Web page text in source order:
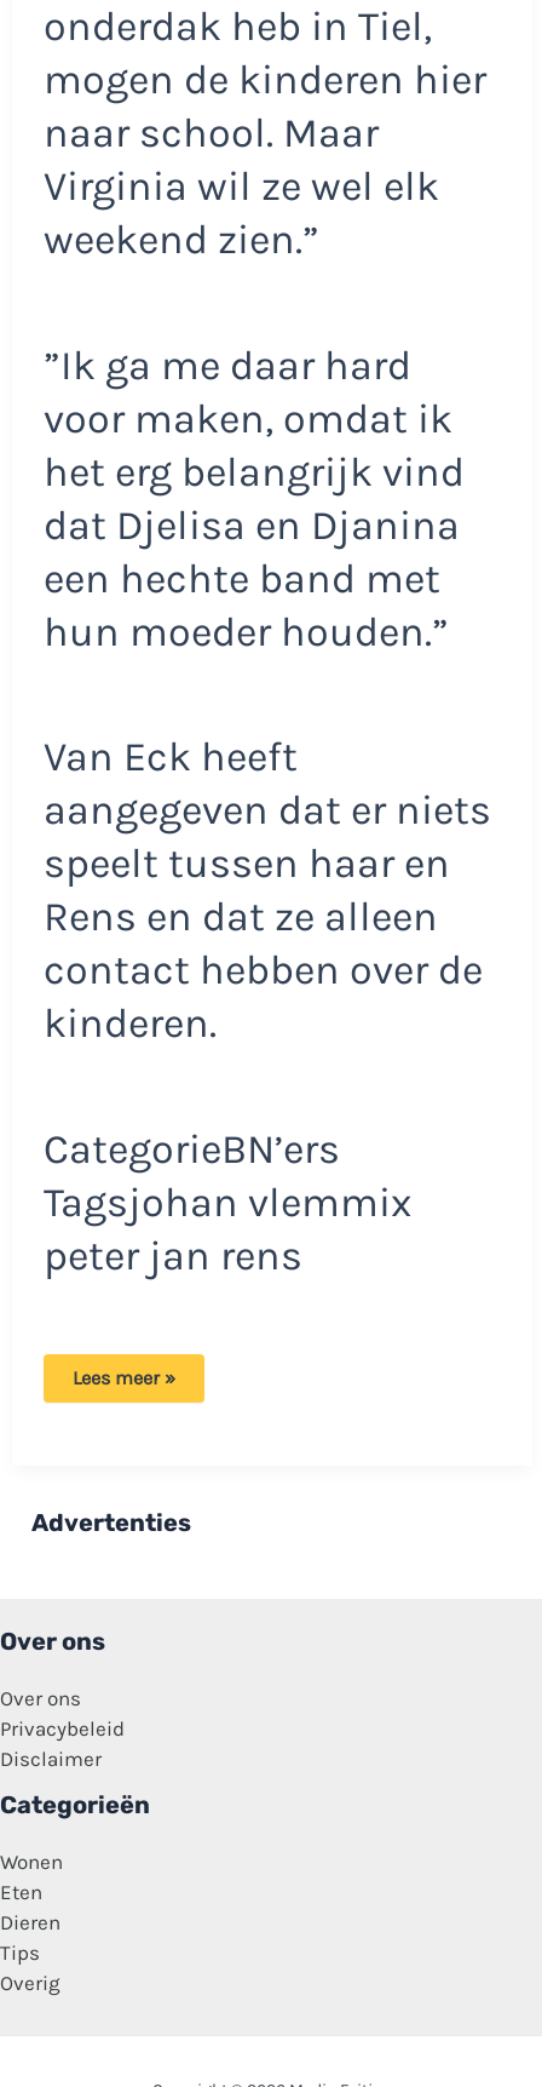
onderdak heb in Tiel,
mogen de kinderen hier
naar school. Maar
Virginia wil ze wel elk
weekend zien.”
”Ik ga me daar hard
voor maken, omdat ik
het erg belangrijk vind
dat Djelisa en Djanina
een hechte band met
hun moeder houden.”
Van Eck heeft
aangegeven dat er niets
speelt tussen haar en
Rens en dat ze alleen
contact hebben over de
kinderen.
CategorieBN’ers
Tagsjohan vlemmix
peter jan rens
Spraakmakend:
deze
mannelijke
Lees meer »
Advertenties
Over ons
Over ons
Privacybeleid
Disclaimer
Categorieën
Wonen
Eten
Dieren
Tips
Overig